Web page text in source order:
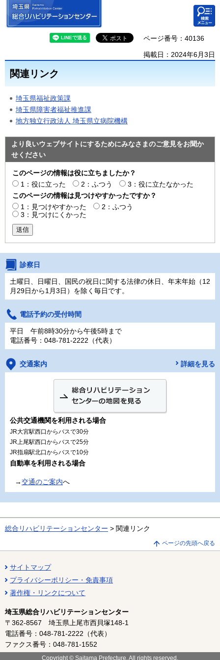
埼玉県 総合リハビリテーション
センター
コンテ
ンツメ
ニュー
ページ番号：40136
掲載日：2024年6月3日
関連リンク
埼玉県福祉政策課
埼玉県障害者福祉推進課
地方独立行政法人 埼玉県立病院機構
より良いウェブサイトにするためにみなさまのご意見をお聞か
せください
このページの情報は役に立ちましたか？
1：役に立った
2：ふつう
3：役に立たなかった
このページの情報は見つけやすかったですか？
1：見つけやすかった
2：ふつう
3：見つけにくかった
送信
診察日
土曜日、日曜日、国民の祝日に関する法律の休日、年末年始（12
月29日から1月3日）を除く毎日です。
電話予約の受付時間
平日 午前8時30分から午後5時まで
電話番号：048-781-2222（代表）
交通案内 詳細を見る
公共交通機関を利用される場合
JR大宮駅西口からバスで30分
JR上尾駅西口からバスで25分
JR指扇駅北口からバスで10分
自動車を利用される場合
→交通のご案内へ
総合リハビリテーションセンター > 関連リンク
ページの先頭へ戻る
サイトマップ
プライバシーポリシー・免責事項
著作権・リンクについて
埼玉県総合リハビリテーションセンター
〒362-8567 埼玉県上尾市西貝塚148-1
電話番号：048-781-2222（代表）
ファクス番号：048-781-1552
Copyright © Saitama Prefecture, All rights reserved.